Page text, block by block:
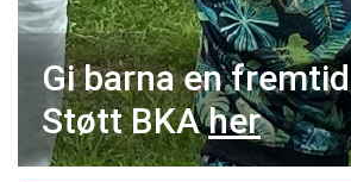
Gi barna en fremtid
Støtt BKAher